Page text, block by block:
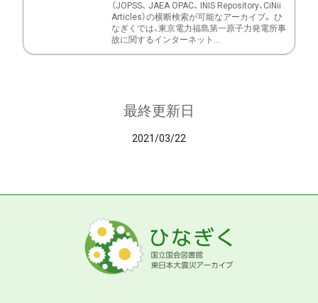
（JOPSS、 JAEA OPAC、 INIS Repository、CiNii
Articles）の横断検索が可能なアーカイブ。 ひ
なぎくでは、東京電力福島第一原子力発電所事
故に関するインターネット...
最終更新日
2021/03/22